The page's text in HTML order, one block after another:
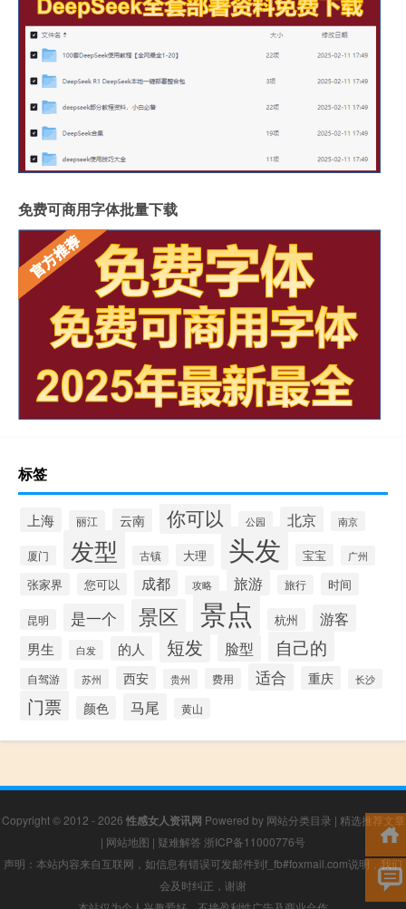
免费可商用字体批量下载
标签
上海 丽江 云南 你可以 公园 北京 南京
厦门 发型 古镇 大理 头发 宝宝 广州
张家界 您可以 成都 攻略 旅游 旅行 时间
昆明 是一个 景区 景点 杭州 游客
男生 白发 的人 短发 脸型 自己的
自驾游 苏州 西安 贵州 费用 适合 重庆 长沙
门票 颜色 马尾 黄山
Copyright © 2012 - 2026 性感女人资讯网 Powered by 网站分类目录 | 精选推荐文章
| 网站地图 | 疑难解答 浙ICP备11000776号
声明：本站内容来自互联网，如信息有错误可发邮件到f_fb#foxmail.com说明，我们
会及时纠正，谢谢